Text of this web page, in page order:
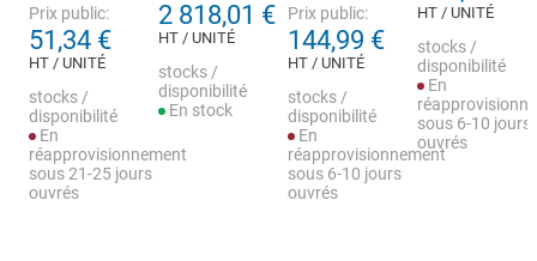
Prix public:
51,34 €
HT / UNITÉ
stocks /
disponibilité
En
réapprovisionnement
sous 21-25 jours
ouvrés
2 818,01 €
HT / UNITÉ
stocks /
disponibilité
En stock
Prix public:
144,99 €
HT / UNITÉ
stocks /
disponibilité
En
réapprovisionnement
sous 6-10 jours
ouvrés
HT / UNITÉ
stocks /
disponibilité
En
sous 6-10 jours
ouvrés